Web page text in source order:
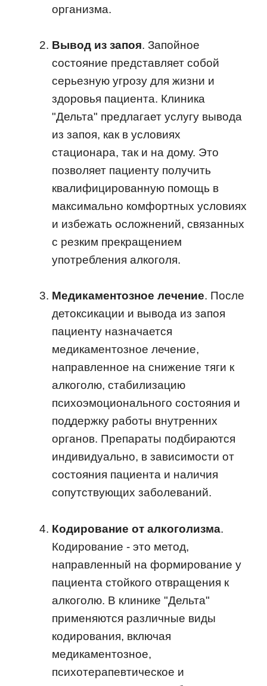
организма.
Вывод из запоя. Запойное
состояние представляет собой
серьезную угрозу для жизни и
здоровья пациента. Клиника
"Дельта" предлагает услугу вывода
из запоя, как в условиях
стационара, так и на дому. Это
позволяет пациенту получить
квалифицированную помощь в
максимально комфортных условиях
и избежать осложнений, связанных
с резким прекращением
употребления алкоголя.
Медикаментозное лечение. После
детоксикации и вывода из запоя
пациенту назначается
медикаментозное лечение,
направленное на снижение тяги к
алкоголю, стабилизацию
психоэмоционального состояния и
поддержку работы внутренних
органов. Препараты подбираются
индивидуально, в зависимости от
состояния пациента и наличия
сопутствующих заболеваний.
Кодирование от алкоголизма.
Кодирование - это метод,
направленный на формирование у
пациента стойкого отвращения к
алкоголю. В клинике "Дельта"
применяются различные виды
кодирования, включая
медикаментозное,
психотерапевтическое и